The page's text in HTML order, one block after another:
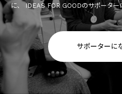
に、 IDEAS FOR GOODのサポーター
サポーターに